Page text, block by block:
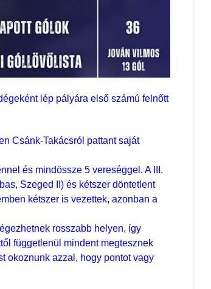
lép pályára első számú felnőtt
Csánk-Takácsról pattant saját
és mindössze 5 vereséggel. A III.
Szeged II) és kétszer döntetlent
kétszer is vezettek, azonban a
rosszabb helyen, így
függetlenül mindent megtesznek
okoznunk azzal, hogy pontot vagy